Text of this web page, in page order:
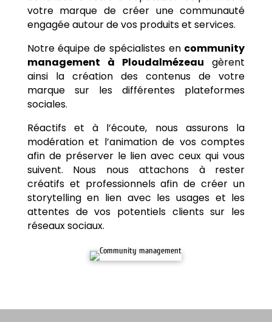
votre marque de créer une communauté
engagée autour de vos produits et services.
Notre équipe de spécialistes en community
management à
Ploudalmézeau gèrent
ainsi la création des contenus de votre
marque sur les différentes plateformes
sociales.
Réactifs et à l’écoute, nous assurons la
modération et l’animation de vos comptes
afin de préserver le lien avec ceux qui vous
suivent. Nous nous attachons à rester
créatifs et professionnels afin de créer un
storytelling en lien avec les usages et les
attentes de vos potentiels clients sur les
réseaux sociaux.